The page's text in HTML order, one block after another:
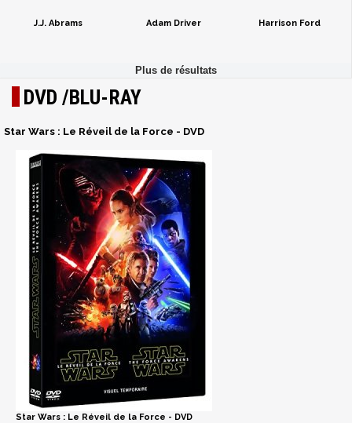
J.J. Abrams Adam Driver Harrison Ford
DVD /BLU-RAY
Star Wars : Le Réveil de la Force - DVD
Star Wars : Le Réveil de la Force - DVD